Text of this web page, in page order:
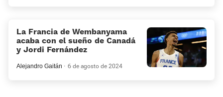
La Francia de Wembanyama
acaba con el sueño de Canadá
y Jordi Fernández
Alejandro Gaitán 6 de agosto de 2024